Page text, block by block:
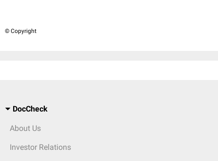
© Copyright
DocCheck
About Us
Investor Relations